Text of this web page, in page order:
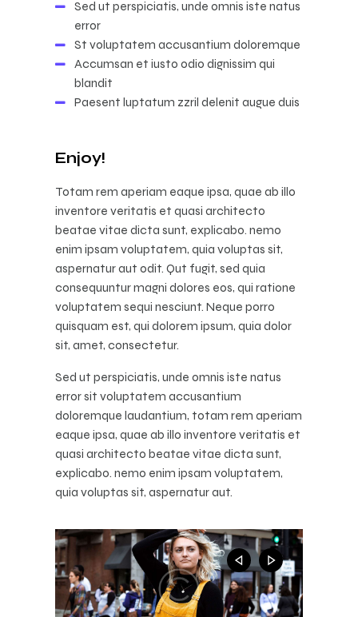
Sed ut perspiciatis, unde omnis iste natus
error
St voluptatem accusantium doloremque
Accumsan et iusto odio dignissim qui
blandit
Paesent luptatum zzril delenit augue duis
Enjoy!
Totam rem aperiam eaque ipsa, quae ab illo
inventore veritatis et quasi architecto
beatae vitae dicta sunt, explicabo. nemo
enim ipsam voluptatem, quia voluptas sit,
aspernatur aut odit. Qut fugit, sed quia
consequuntur magni dolores eos, qui ratione
voluptatem sequi nesciunt. Neque porro
quisquam est, qui dolorem ipsum, quia dolor
sit, amet, consectetur.
Sed ut perspiciatis, unde omnis iste natus
error sit voluptatem accusantium
doloremque laudantium, totam rem aperiam
eaque ipsa, quae ab illo inventore veritatis et
quasi architecto beatae vitae dicta sunt,
explicabo. nemo enim ipsam voluptatem,
quia voluptas sit, aspernatur aut.